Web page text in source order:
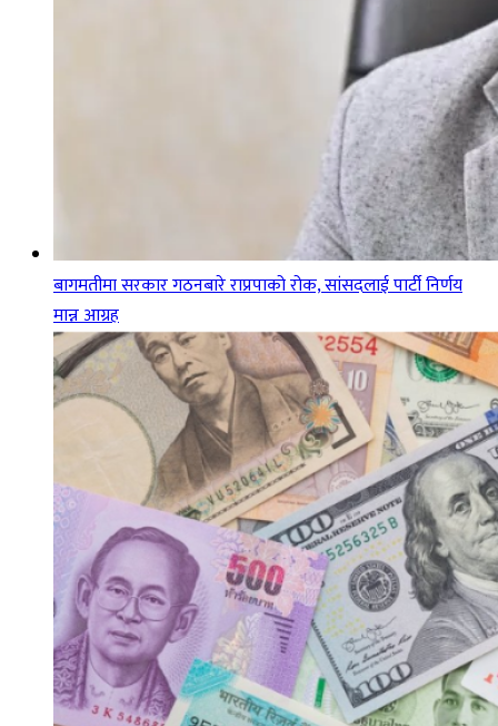
बागमतीमा सरकार गठनबारे राप्रपाको रोक, सांसदलाई पार्टी निर्णय
मान्न आग्रह